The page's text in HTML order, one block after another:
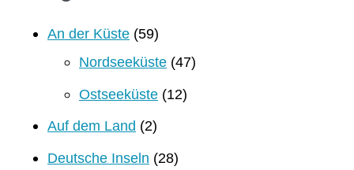
An der Küste (59)
Nordseeküste (47)
Ostseeküste (12)
Auf dem Land (2)
Deutsche Inseln (28)